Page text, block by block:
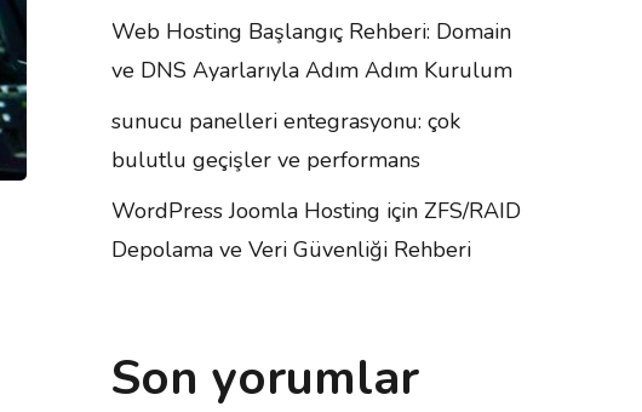
Web Hosting Başlangıç Rehberi: Domain
ve DNS Ayarlarıyla Adım Adım Kurulum
sunucu panelleri entegrasyonu: çok
bulutlu geçişler ve performans
WordPress Joomla Hosting için ZFS/RAID
Depolama ve Veri Güvenliği Rehberi
Son yorumlar